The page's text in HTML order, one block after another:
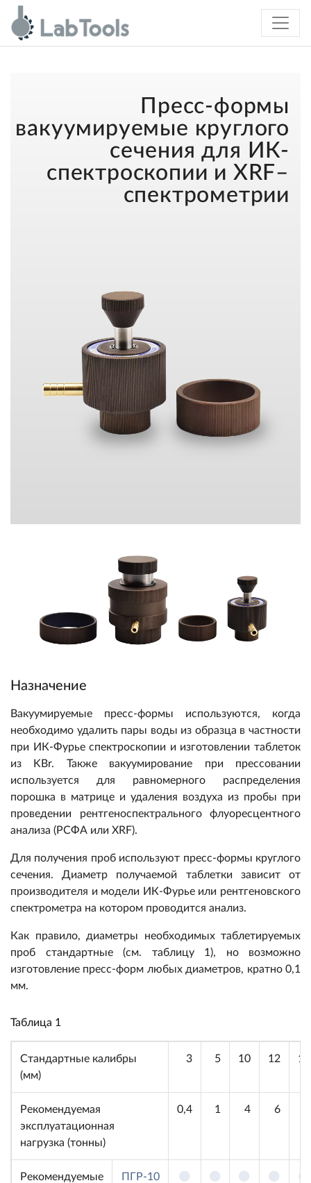
Пресс-формы
вакуумируемые круглого
сечения для ИК-
спектроскопии и XRF–
спектрометрии
Назначение
Вакуумируемые пресс-формы используются, когда
необходимо удалить пары воды из образца в частности
при ИК-Фурье спектроскопии и изготовлении таблеток
из KBr. Также вакуумирование при прессовании
используется для равномерного распределения
порошка в матрице и удаления воздуха из пробы при
проведении рентгеноспектрального флуоресцентного
анализа (РСФА или XRF).
Для получения проб используют пресс-формы круглого
сечения. Диаметр получаемой таблетки зависит от
производителя и модели ИК-Фурье или рентгеновского
спектрометра на котором проводится анализ.
Как правило, диаметры необходимых таблетируемых
проб стандартные (см. таблицу 1), но возможно
изготовление пресс-форм любых диаметров, кратно 0,1
мм.
Таблица 1
Стандартные калибры
(мм)
3 5 10 12 13
Рекомендуемая
эксплуатационная
нагрузка (тонны)
0,4 1 4 6
Рекомендуемые
ПГР-10